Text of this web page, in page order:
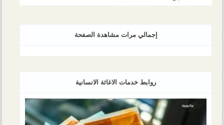
إجمالي مرات مشاهدة الصفحة
روابط خدمات الاغاثة الانسانية